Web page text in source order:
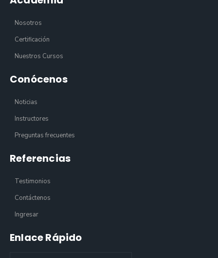
Nosotros
Certificación
Nuestros Cursos
Conócenos
Noticias
Instructores
Preguntas frecuentes
Referencias
Testimonios
Contáctenos
Ingresar
Enlace Rápido